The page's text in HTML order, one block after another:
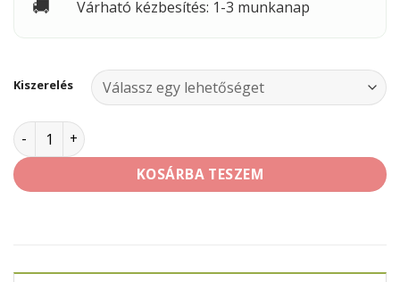
🚚 Várható kézbesítés: 1-3 munkanap
Kiszerelés
STYRO-BOND Szürke cement mennyiség
KOSÁRBA TESZEM